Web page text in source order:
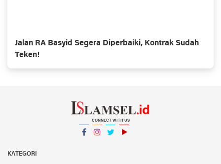
Jalan RA Basyid Segera Diperbaiki, Kontrak Sudah
Teken!
CONNECT WITH US
KATEGORI